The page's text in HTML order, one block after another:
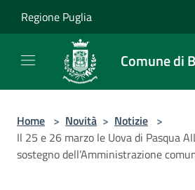
Regione Puglia
Comune di
Home > Novità > Notizie >
Il 25 e 26 marzo le Uova di Pasqua
sostegno dell’Amministrazione